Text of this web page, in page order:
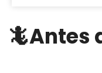
🦎Antes